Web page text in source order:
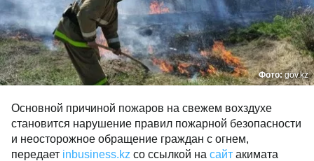
Фото:gov.kz
Основной причиной пожаров на свежем вохздухе
становится нарушение правил пожарной безопасности
и неосторожное обращение граждан с огнем,
передает inbusiness.kz со ссылкой на сайт акимата